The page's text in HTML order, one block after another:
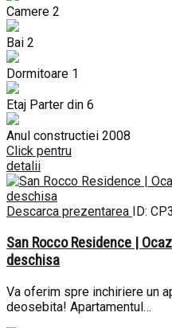
Camere 2
Bai 2
Dormitoare 1
Etaj Parter din 6
Anul constructiei 2008
Click pentru
detalii
Descarca prezentarea ID:
San Rocco Residence |
deschisa
Va oferim spre inchiriere un
deosebita! Apartamentul…